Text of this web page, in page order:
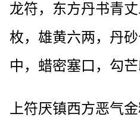
龙符，东方丹书青
枚，雄黄六两，丹
中，蜡密塞口，勾芒
上符厌镇西方恶气